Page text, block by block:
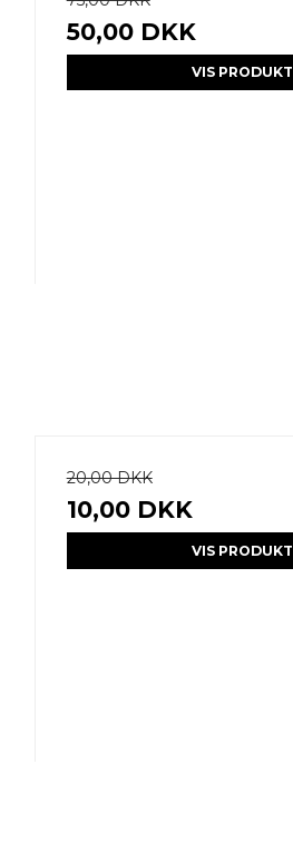
50,00 DKK
VIS PRODUKT
20,00 DKK
10,00 DKK
VIS PRODUKT